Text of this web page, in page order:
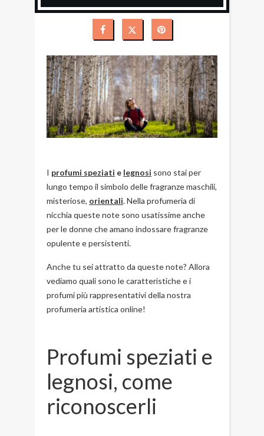
I profumi speziati e legnosi sono stai per
lungo tempo il simbolo delle fragranze maschili,
misteriose, orientali. Nella profumeria di
nicchia queste note sono usatissime anche
per le donne che amano indossare fragranze
opulente e persistenti.
Anche tu sei attratto da queste note? Allora
vediamo quali sono le caratteristiche e i
profumi più rappresentativi della nostra
profumeria artistica online!
Profumi speziati e
legnosi, come
riconoscerli